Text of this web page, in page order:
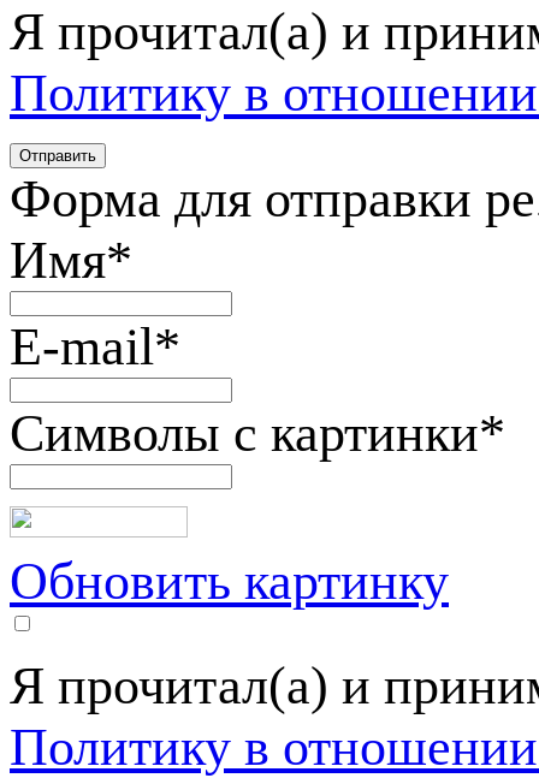
Я прочитал(а) и
Политику в
Форма для отправки
Имя*
E-mail*
Символы с картинки*
Обновить картинку
Я прочитал(а) и
Политику в